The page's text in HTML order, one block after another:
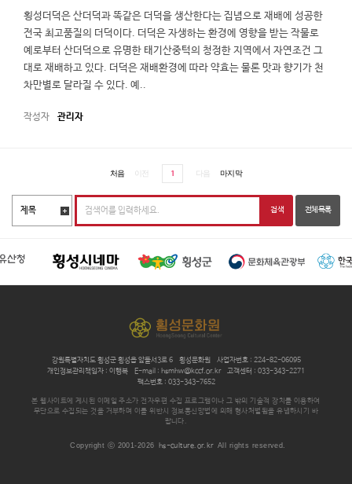
횡성더덕은 산더덕과 똑같은 더덕을 생산한다는 집념으로 재배에 성공한
전국 최고품질의 더덕이다. 더덕은 자생하는 환경에 영향을 받는 작물로
예로부터 산더덕으로 유명한 태기산중턱의 청정한 지역에서 자연조건 그
대로 재배하고 있다. 더덕은 재배환경에 따라 약효는 물론 맛과 향기가 천
차만별로 달라질 수 있다. 예..
관리자
1
강원특별자치도 횡성군 횡성읍 앞들서3로 6 횡성문화원
사업자번호 : 224-82-06095
개인정보관리책임자 : 이행복
E-mail : hsmhw@kccf.or.kr
고객센터 : 033-343-2271
팩스번호 : 033-343-7652
본 웹사이트에 게시된 이메일 주소가 전자우편 수집 프로그램이나 그 밖의 기술적 장치를 이용하여
무단으로 수집되는 것을 거부하며 이를 위반시 정보통신망법에 의해 형사처벌됨을 유념하시기 바
랍니다.
Copyright ⓒ 2001-2026 hs-culture.or.kr All rights reserved.